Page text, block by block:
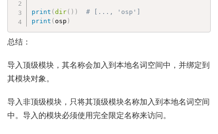
print (dir( ) )
# [..., 'osp']
print ( osp )
总结：
导入顶级模块，其名称会加入到本地名词空间中，并绑定到
其模块对象。
导入非顶级模块，只将其顶级模块名称加入到本地名词空间
中。导入的模块必须使用完全限定名称来访问。